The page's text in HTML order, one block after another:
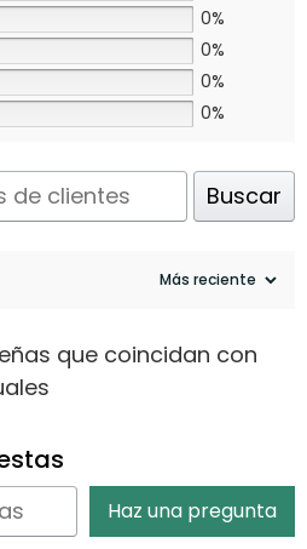
0%
0%
0%
0%
Buscar
que coincidan con
Haz una pregunta